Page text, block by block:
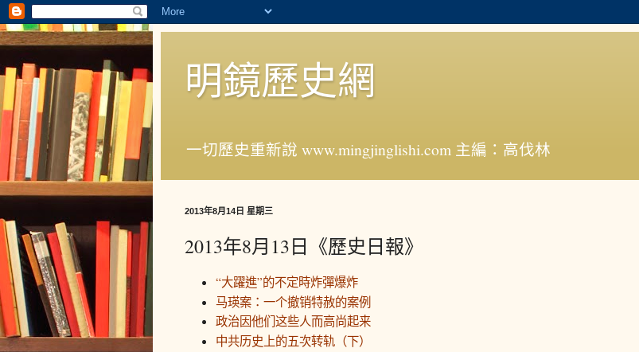
明鏡歷史網
一切歷史重新說 www.mingjinglishi.com 主編：高伐林
2013年8月14日 星期三
2013年8月13日《歷史日報》
“大躍進”的不定時炸彈爆炸
马瑛案：一个撤销特赦的案例
政治因他们这些人而高尚起来
中共历史上的五次转轨（下）